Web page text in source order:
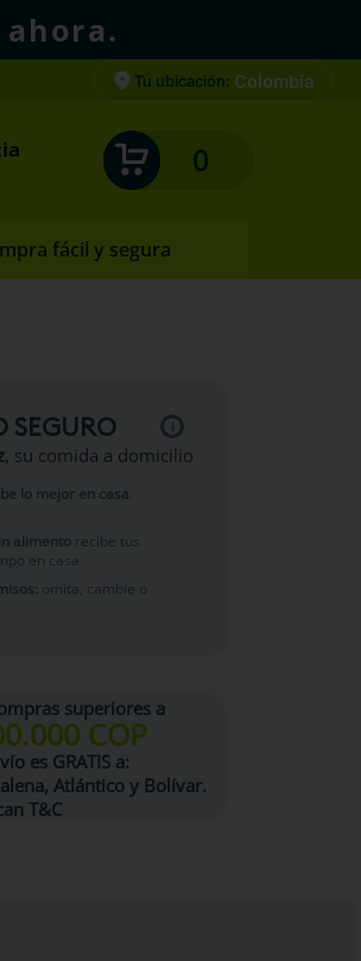
Tu ubicación: Colombia
0
fácil y segura
SEGURO
, su comida a domicilio
lo mejor en casa
alimentorecibe tus
en casa
omita, cambie o
superiores a
COP
es GRATISa:
Atlántico y Bolívar.
T&C